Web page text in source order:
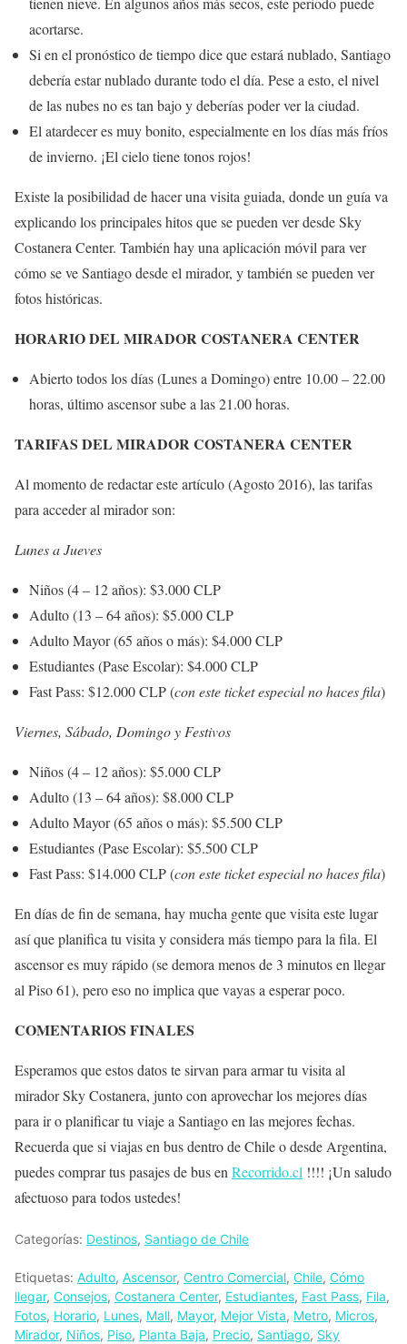
acortarse.
Si en el pronóstico de tiempo dice que estará nublado, Santiago
debería estar nublado durante todo el día. Pese a esto, el nivel
de las nubes no es tan bajo y deberías poder ver la ciudad.
El atardecer es muy bonito, especialmente en los días más fríos
de invierno. ¡El cielo tiene tonos rojos!
Existe la posibilidad de hacer una visita guiada, donde un guía va
explicando los principales hitos que se pueden ver desde Sky
Costanera Center. También hay una aplicación móvil para ver
cómo se ve Santiago desde el mirador, y también se pueden ver
fotos históricas.
HORARIO DEL MIRADOR COSTANERA CENTER
Abierto todos los días (Lunes a Domingo) entre 10.00 – 22.00
horas, último ascensor sube a las 21.00 horas.
TARIFAS DEL MIRADOR COSTANERA CENTER
Al momento de redactar este artículo (Agosto 2016), las tarifas
para acceder al mirador son:
Lunes a Jueves
Niños (4 – 12 años): $3.000 CLP
Adulto (13 – 64 años): $5.000 CLP
Adulto Mayor (65 años o más): $4.000 CLP
Estudiantes (Pase Escolar): $4.000 CLP
Fast Pass: $12.000 CLP (con este ticket especial no haces fila)
Viernes, Sábado, Domingo y Festivos
Niños (4 – 12 años): $5.000 CLP
Adulto (13 – 64 años): $8.000 CLP
Adulto Mayor (65 años o más): $5.500 CLP
Estudiantes (Pase Escolar): $5.500 CLP
Fast Pass: $14.000 CLP (con este ticket especial no haces fila)
En días de fin de semana, hay mucha gente que visita este lugar
así que planifica tu visita y considera más tiempo para la fila. El
ascensor es muy rápido (se demora menos de 3 minutos en llegar
al Piso 61), pero eso no implica que vayas a esperar poco.
COMENTARIOS FINALES
Esperamos que estos datos te sirvan para armar tu visita al
mirador Sky Costanera, junto con aprovechar los mejores días
para ir o planificar tu viaje a Santiago en las mejores fechas.
Recuerda que si viajas en bus dentro de Chile o desde Argentina,
puedes comprar tus pasajes de bus en Recorrido.cl !!!! ¡Un saludo
afectuoso para todos ustedes!
Categorías: Destinos, Santiago de Chile
Etiquetas: Adulto, Ascensor, Centro Comercial, Chile, Cómo
llegar, Consejos, Costanera Center, Estudiantes, Fast Pass, Fila,
Fotos, Horario, Lunes, Mall, Mayor, Mejor Vista, Metro, Micros,
Mirador, Niños, Piso, Planta Baja, Precio, Santiago, Sky